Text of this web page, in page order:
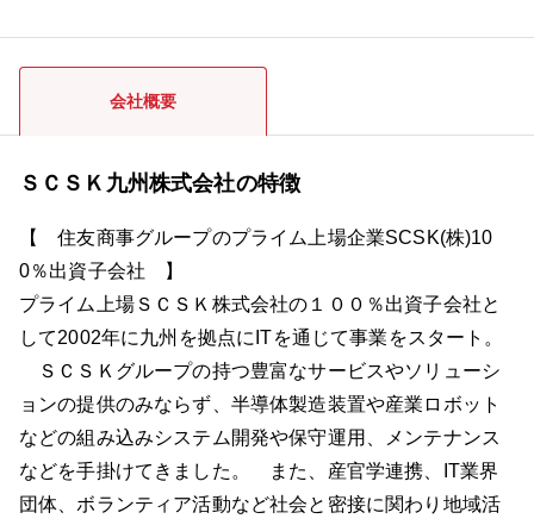
会社概要
ＳＣＳＫ九州株式会社の特徴
【 住友商事グループのプライム上場企業SCSK(株)10
0％出資子会社 】
プライム上場ＳＣＳＫ株式会社の１００％出資子会社と
して2002年に九州を拠点にITを通じて事業をスタート。
ＳＣＳＫグループの持つ豊富なサービスやソリューシ
ョンの提供のみならず、半導体製造装置や産業ロボット
などの組み込みシステム開発や保守運用、メンテナンス
などを手掛けてきました。 また、産官学連携、IT業界
団体、ボランティア活動など社会と密接に関わり地域活